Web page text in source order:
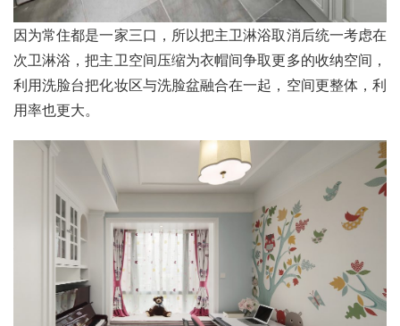
因为常住都是一家三口，所以把主卫淋浴取消后统一考虑在
次卫淋浴，把主卫空间压缩为衣帽间争取更多的收纳空间，
利用洗脸台把化妆区与洗脸盆融合在一起，空间更整体，利
用率也更大。